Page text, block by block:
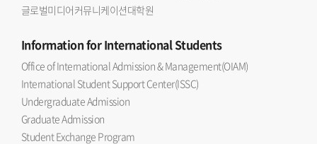
글로벌미디어커뮤니케이션대학원
Informationfor International Students
Office of International Admission & Management(OIAM)
International Student Support Center(ISSC)
Undergraduate Admission
Graduate Admission
Student Exchange Program